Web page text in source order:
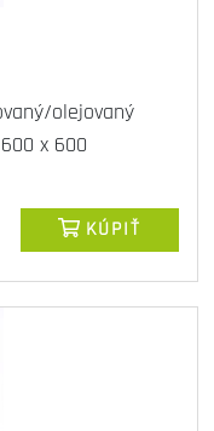
olejovaný
x 600
KÚPIŤ